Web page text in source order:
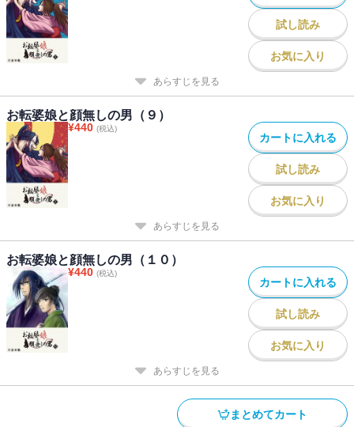
試し読み
お気に入り
あらすじを見る
お転婆娘と顔無しの男（９）
¥440 (税込)
カートに入れる
試し読み
お気に入り
あらすじを見る
お転婆娘と顔無しの男（１０）
¥440 (税込)
カートに入れる
試し読み
お気に入り
あらすじを見る
まとめてカート